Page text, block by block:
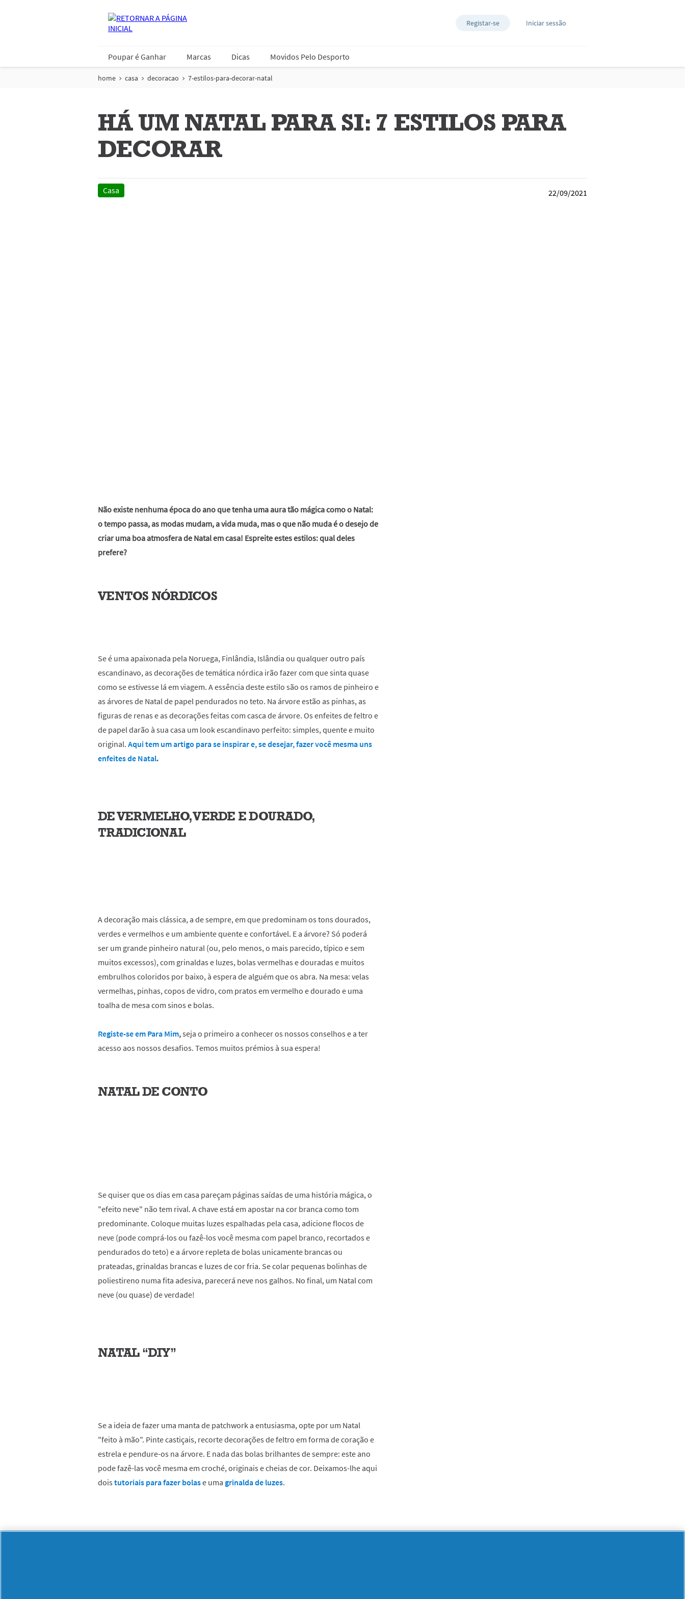
Registar-se Iniciar sessão
Poupar é Ganhar Marcas Dicas Movidos Pelo Desporto
home casa decoracao 7-estilos-para-decorar-natal
HÁ UM NATAL PARA SI: 7 ESTILOS PARA
DECORAR
Casa 22/09/2021
Não existe nenhuma época do ano que tenha uma aura tão mágica como o Natal:
o tempo passa, as modas mudam, a vida muda, mas o que não muda é o desejo de
criar uma boa atmosfera de Natal em casa! Espreite estes estilos: qual deles
prefere?
VENTOS NÓRDICOS
Se é uma apaixonada pela Noruega, Finlândia, Islândia ou qualquer outro país
escandinavo, as decorações de temática nórdica irão fazer com que sinta quase
como se estivesse lá em viagem. A essência deste estilo são os ramos de pinheiro e
as árvores de Natal de papel pendurados no teto. Na árvore estão as pinhas, as
figuras de renas e as decorações feitas com casca de árvore. Os enfeites de feltro e
de papel darão à sua casa um look escandinavo perfeito: simples, quente e muito
original. Aqui tem um artigo para se inspirar e, se desejar, fazer você mesma uns
enfeites de Natal.
DE VERMELHO, VERDE E DOURADO,
TRADICIONAL
A decoração mais clássica, a de sempre, em que predominam os tons dourados,
verdes e vermelhos e um ambiente quente e confortável. E a árvore? Só poderá
ser um grande pinheiro natural (ou, pelo menos, o mais parecido, típico e sem
muitos excessos), com grinaldas e luzes, bolas vermelhas e douradas e muitos
embrulhos coloridos por baixo, à espera de alguém que os abra. Na mesa: velas
vermelhas, pinhas, copos de vidro, com pratos em vermelho e dourado e uma
toalha de mesa com sinos e bolas.
Registe-se em Para Mim,seja o primeiro a conhecer os nossos conselhos e a ter
acesso aos nossos desafios. Temos muitos prémios à sua espera!
NATAL DE CONTO
Se quiser que os dias em casa pareçam páginas saídas de uma história mágica, o
"efeito neve" não tem rival. A chave está em apostar na cor branca como tom
predominante. Coloque muitas luzes espalhadas pela casa, adicione flocos de
neve (pode comprá-los ou fazê-los você mesma com papel branco, recortados e
pendurados do teto) e a árvore repleta de bolas unicamente brancas ou
prateadas, grinaldas brancas e luzes de cor fria. Se colar pequenas bolinhas de
poliestireno numa fita adesiva, parecerá neve nos galhos. No final, um Natal com
neve (ou quase) de verdade!
NATAL “DIY”
Se a ideia de fazer uma manta de patchwork a entusiasma, opte por um Natal
"feito à mão". Pinte castiçais, recorte decorações de feltro em forma de coração e
estrela e pendure-os na árvore. E nada das bolas brilhantes de sempre: este ano
pode fazê-las você mesma em croché, originais e cheias de cor. Deixamos-lhe aqui
dois tutoriais para fazer bolase uma grinalda de luzes.